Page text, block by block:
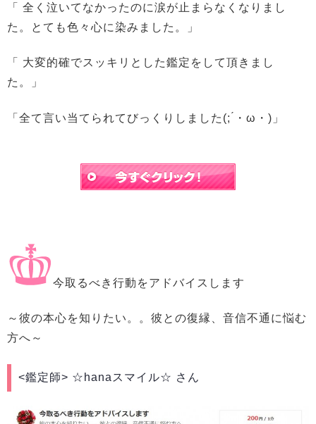
「 全く泣いてなかったのに涙が止まらなくなりまし
た。とても色々心に染みました。」
「 大変的確でスッキリとした鑑定をして頂きまし
た。」
「全て言い当てられてびっくりしました(; ́・ω・)」
今取るべき行動をアドバイスします
～彼の本心を知りたい。。彼との復縁、音信不通に悩む
方へ～
<鑑定師> ☆hanaスマイル☆ さん